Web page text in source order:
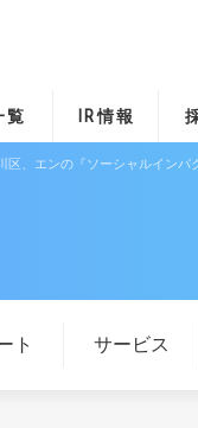
覧 IR情報
区、エンの『ソーシャルインパ
ト サービス